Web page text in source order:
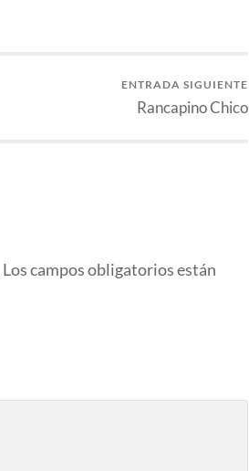
ENTRADA SIGUIENTE
Rancapino Chico
Los campos obligatorios están